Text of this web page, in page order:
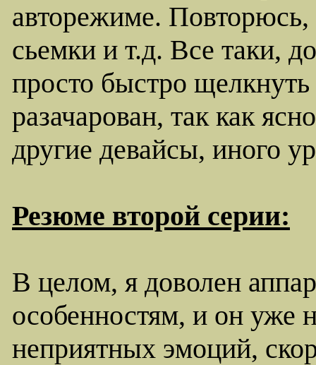
авторежиме. Повторюсь,
сьемки и т.д. Все таки,
просто быстро
разачарован, так как
другие девайсы, иного
Резюме второй серии:
В целом, я доволен
особенностям, и он уже
неприятных эмоций,